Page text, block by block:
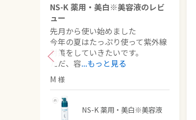
NS-K 薬用・美白※美容液のレビ
ュー
先月から使い始めました
今年の夏はたっぷり使って紫外線
対策をしていきたいです。
ただ、容...もっと見る
M
NS-K 薬用・美白※美容液